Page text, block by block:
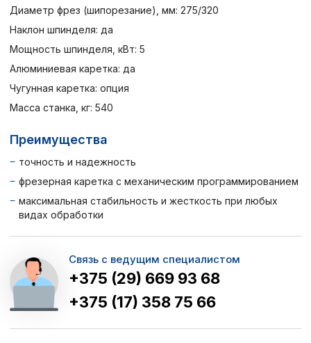
Диаметр фрез (шипорезание), мм: 275/320
Наклон шпинделя: да
Мощность шпинделя, кВт: 5
Алюминиевая каретка: да
Чугунная каретка: опция
Масса станка, кг: 540
Преимущества
точность и надежность
фрезерная каретка с механическим программированием
максимальная стабильность и жесткость при любых
видах обработки
Связь с ведущим специалистом
+375 (29) 669 93 68
+375 (17) 358 75 66